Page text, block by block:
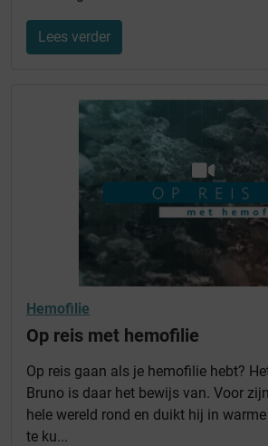
Lees verder
Hemofilie
Op reis met hemofilie
Op reis gaan als je hemofilie hebt?
Bruno is daar het bewijs van. Voor
hele wereld rond en duikt hij in
te ku...